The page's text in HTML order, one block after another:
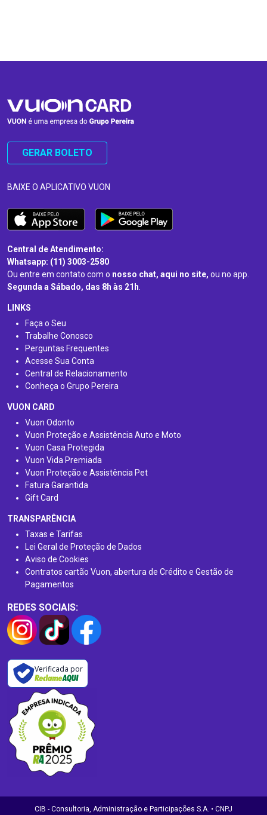
GERAR BOLETO
BAIXE O APLICATIVO VUON
Central de Atendimento:
Whatsapp: (11) 3003-2580
Ou entre em contato com o nosso chat, aqui no site, ou no app.
Segunda a Sábado, das 8h às 21h.
LINKS
Faça o Seu
Trabalhe Conosco
Perguntas Frequentes
Acesse Sua Conta
Central de Relacionamento
Conheça o Grupo Pereira
VUON CARD
Vuon Odonto
Vuon Proteção e Assistência Auto e Moto
Vuon Casa Protegida
Vuon Vida Premiada
Vuon Proteção e Assistência Pet
Fatura Garantida
Gift Card
TRANSPARÊNCIA
Taxas e Tarifas
Lei Geral de Proteção de Dados
Aviso de Cookies
Contratos cartão Vuon, abertura de Crédito e Gestão de
Pagamentos
REDES SOCIAIS:
Verificada por
CIB - Consultoria, Administração e Participações S.A. • CNPJ